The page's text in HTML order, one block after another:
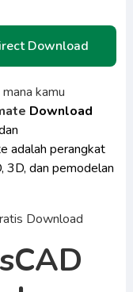
Download
kamu
Download
adalah perangkat
3D, dan pemodelan